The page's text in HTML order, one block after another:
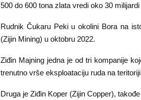
500 do 600 tona zlata vredi oko 30 milijardi
Rudnik Čukaru Peki u okolini Bora na
(Zijin Mining) u oktobru 2022.
Ziđin Majning jedna je od tri kompanije
trenutno vrše eksploataciju ruda na
Druga je Ziđin Koper (Zijin Copper),